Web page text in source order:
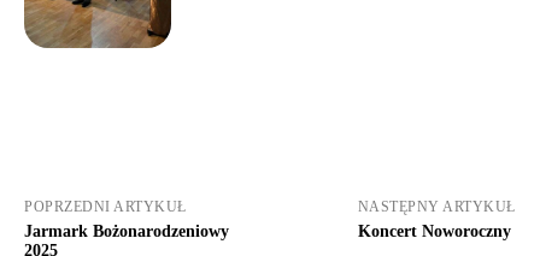
POPRZEDNI ARTYKUŁ
Jarmark Bożonarodzeniowy
2025
NASTĘPNY ARTYKUŁ
Koncert Noworoczny